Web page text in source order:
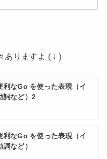
ありますよ ( ↓ )
利なGo を使った表現（イ
詞など）2
利なGo を使った表現（イ
など）